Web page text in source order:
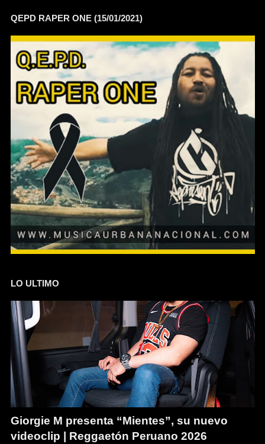
QEPD RAPER ONE (15/01/2021)
LO ULTIMO
Giorgie M presenta “Mientes”, su nuevo
videoclip | Reggaetón Peruano 2026